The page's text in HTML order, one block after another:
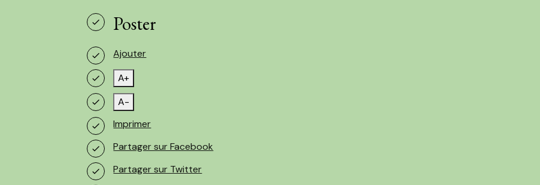
Poster
Ajouter
A+
A-
Imprimer
Partager sur Facebook
Partager sur Twitter